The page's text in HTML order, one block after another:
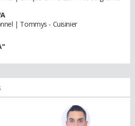
| Tommys - Cuisinier